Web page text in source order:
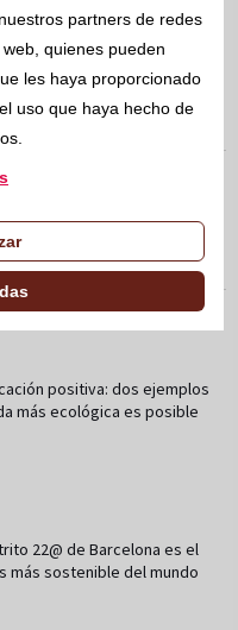
Climática supone un
hacia unas prácticas más
positiva: dos ejemplos
más ecológica es posible
22@ de Barcelona es el
más sostenible del mundo
partners de redes
quienes pueden
les haya proporcionado
uso que haya hecho de